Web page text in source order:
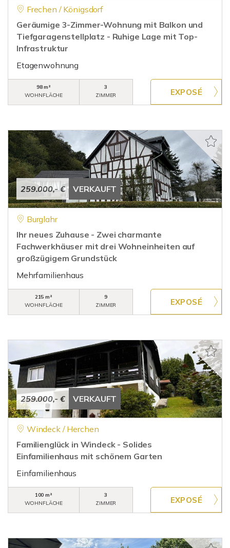
Frechen / Königsdorf
Geräumige 3-Zimmer-Wohnung mit Balkon und
Tiefgaragenstellplatz - Ruhige Lage mit Top-
Infrastruktur
Etagenwohnung
98 m²
WOHNFLÄCHE
3
ZIMMER
259.000,- € VERKAUFT
Burglahr
Ihr neues Zuhause - Zwei charmante
Fachwerkhäuser mit drei Wohneinheiten auf
großzügigem Grundstück
Mehrfamilienhaus
215 m²
WOHNFLÄCHE
9
ZIMMER
259.000,- € VERKAUFT
Windeck / Herchen
Familienglück in Windeck - Solides
Einfamilienhaus mit schönem Garten
Einfamilienhaus
100 m²
WOHNFLÄCHE
3
ZIMMER